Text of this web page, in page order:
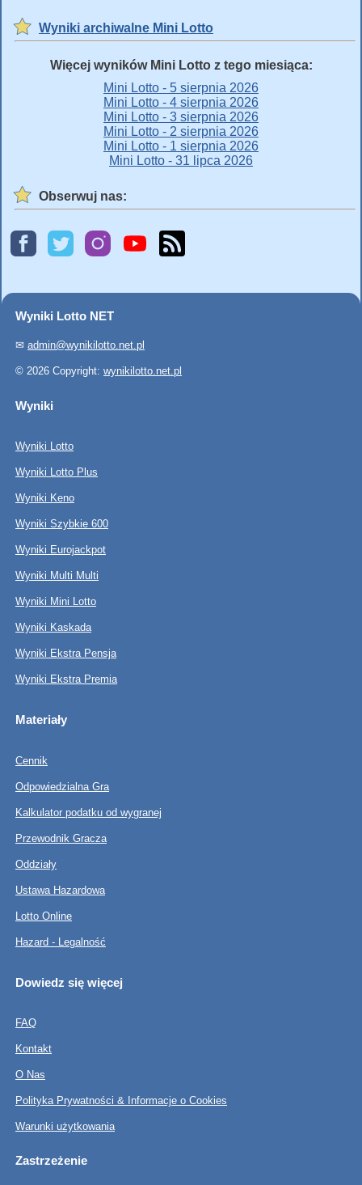
Wyniki archiwalne Mini Lotto
Więcej wyników Mini Lotto z tego miesiąca:
Mini Lotto - 5 sierpnia 2026
Mini Lotto - 4 sierpnia 2026
Mini Lotto - 3 sierpnia 2026
Mini Lotto - 2 sierpnia 2026
Mini Lotto - 1 sierpnia 2026
Mini Lotto - 31 lipca 2026
Obserwuj nas:
Wyniki Lotto NET
✉ admin@wynikilotto.net.pl
© 2026 Copyright: wynikilotto.net.pl
Wyniki
Wyniki Lotto
Wyniki Lotto Plus
Wyniki Keno
Wyniki Szybkie 600
Wyniki Eurojackpot
Wyniki Multi Multi
Wyniki Mini Lotto
Wyniki Kaskada
Wyniki Ekstra Pensja
Wyniki Ekstra Premia
Materiały
Cennik
Odpowiedzialna Gra
Kalkulator podatku od wygranej
Przewodnik Gracza
Oddziały
Ustawa Hazardowa
Lotto Online
Hazard - Legalność
Dowiedz się więcej
FAQ
Kontakt
O Nas
Polityka Prywatności & Informacje o Cookies
Warunki użytkowania
Zastrzeżenie